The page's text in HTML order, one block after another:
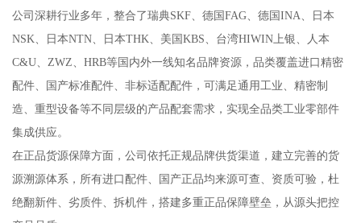
公司深耕行业多年，整合了瑞典SKF、德国FAG、德国INA、日本
NSK、日本NTN、日本THK、美国KBS、台湾HIWIN上银、人本
C&U、ZWZ、HRB等国内外一线知名品牌资源，品类覆盖进口精密
配件、国产标准配件、非标适配配件，可满足通用工业、精密制
造、重型设备等不同层级的产品配套需求，实现全品类工业零部件
集成供应。
在正品货源保障方面，公司依托正规品牌供货渠道，建立完善的货
源溯源体系，所有进口配件、国产正品均来源可查、资质可验，杜
绝翻新件、劣质件、拆机件，搭建多重正品保障壁垒，从源头把控